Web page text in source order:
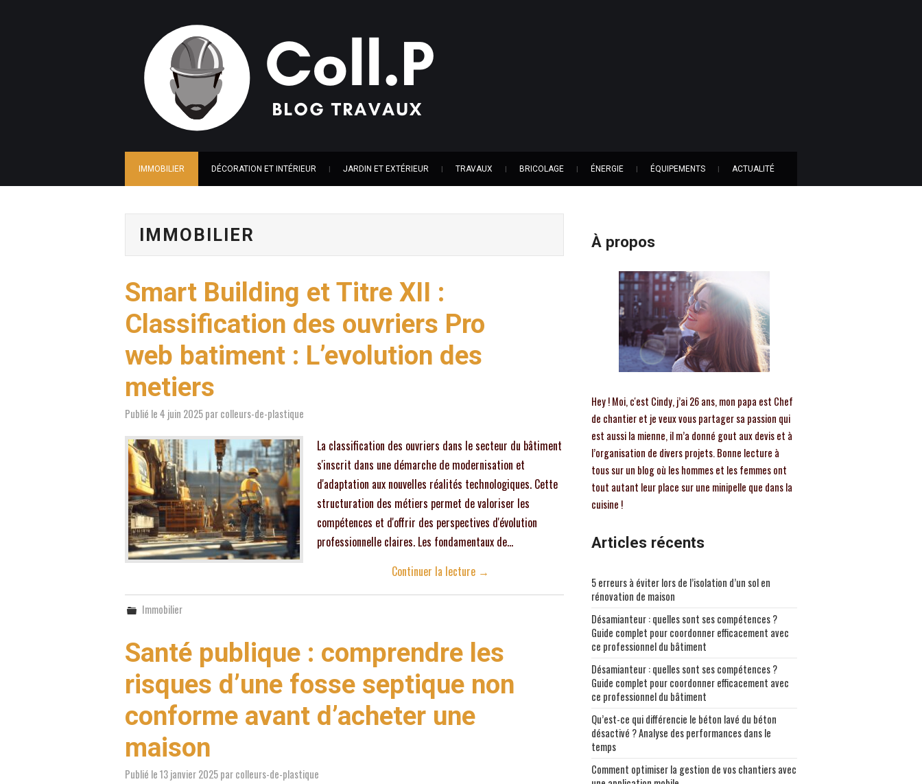
IMMOBILIER DÉCORATION ET INTÉRIEUR JARDIN ET EXTÉRIEUR TRAVAUX BRICOLAGE ÉNERGIE ÉQUIPEMENTS ACTUALITÉ
IMMOBILIER
Smart Building et Titre XII :
Classification des ouvriers Pro
web batiment : L’evolution des
metiers
Publié le4 juin 2025parcolleurs-de-plastique
La classification des ouvriers dans le secteur du bâtiment
s'inscrit dans une démarche de modernisation et
d'adaptation aux nouvelles réalités technologiques. Cette
structuration des métiers permet de valoriser les
compétences et d'offrir des perspectives d'évolution
professionnelle claires. Les fondamentaux de…
Continuer la lecture →
Immobilier
Santé publique : comprendre les
risques d’une fosse septique non
conforme avant d’acheter une
maison
Publié le13 janvier 2025parcolleurs-de-plastique
À propos
Hey ! Moi, c'est Cindy, j’ai 26 ans, mon papa est Chef
de chantier et je veux vous partager sa passion qui
est aussi la mienne, il m’a donné gout aux devis et à
l’organisation de divers projets. Bonne lecture à
tous sur un blog où les hommes et les femmes ont
tout autant leur place sur une minipelle que dans la
cuisine !
Articles récents
5 erreurs à éviter lors de l’isolation d’un sol en
rénovation de maison
Désamianteur : quelles sont ses compétences ?
Guide complet pour coordonner efficacement avec
ce professionnel du bâtiment
Désamianteur : quelles sont ses compétences ?
Guide complet pour coordonner efficacement avec
ce professionnel du bâtiment
Qu’est-ce qui différencie le béton lavé du béton
désactivé ? Analyse des performances dans le
temps
Comment optimiser la gestion de vos chantiers avec